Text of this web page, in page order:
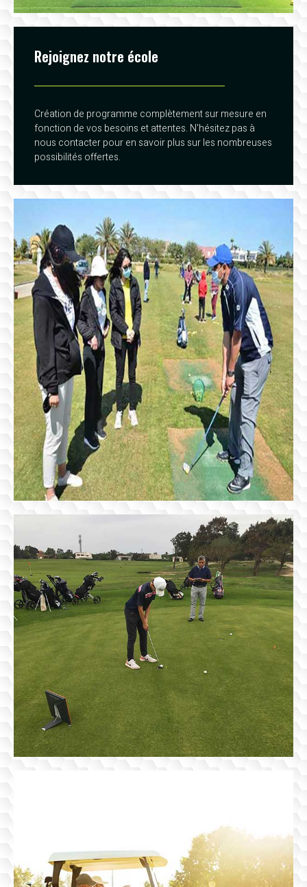
Rejoignez notre école
Création de programme complètement sur mesure en
fonction de vos besoins et attentes. N'hésitez pas à
nous contacter pour en savoir plus sur les nombreuses
possibilités offertes.